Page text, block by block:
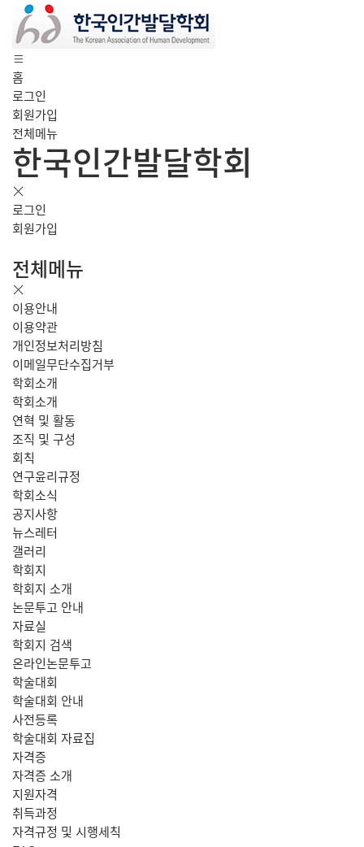
홈
로그인
회원가입
전체메뉴
한국인간발달학회
로그인
회원가입
전체메뉴
이용안내
이용약관
개인정보처리방침
이메일무단수집거부
학회소개
학회소개
연혁 및 활동
조직 및 구성
회칙
연구윤리규정
학회소식
공지사항
뉴스레터
갤러리
학회지
학회지 소개
논문투고 안내
자료실
학회지 검색
온라인논문투고
학술대회
학술대회 안내
사전등록
학술대회 자료집
자격증
자격증 소개
지원자격
취득과정
자격규정 및 시행세칙